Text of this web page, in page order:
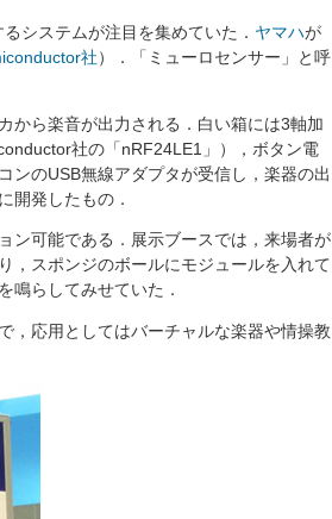
システムが注目を集めていた． ヤマハが
社 ）．「ミューロセンサー」と呼
から楽音が出力される．白い箱には3軸加
社の「nRF24LE1」），ボタン電
ンのUSB無線アダプタが受信し，楽器の出
開発したもの．
ン可能である．展示ブースでは，来場者が
，スポンジのボールにモジュールを入れて
鳴らしてみせていた．
応用としてはバーチャルな楽器や情操教